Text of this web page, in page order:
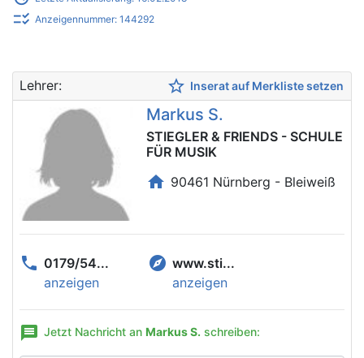
checklist_rtl Anzeigennummer: 144292
Lehrer: star_border Inserat auf Merkliste setzen
Markus S.
STIEGLER & FRIENDS - SCHULE
FÜR MUSIK
home 90461 Nürnberg - Bleiweiß
phone 0179/54...
anzeigen
explore www.sti...
anzeigen
message Jetzt Nachricht an Markus S. schreiben: